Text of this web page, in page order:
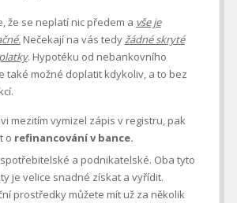
že se neplatí nic předem a vše je
Nečekají na vás tedyžádné skryté
. Hypotéku od nebankovního
také možné doplatit kdykoliv, a to bez
mezitím vymizel zápis v registru, pak
o refinancování v bance.
a podnikatelské. Oba tyto
je velice snadné získat a vyřídit.
prostředky můžete mít už za několik